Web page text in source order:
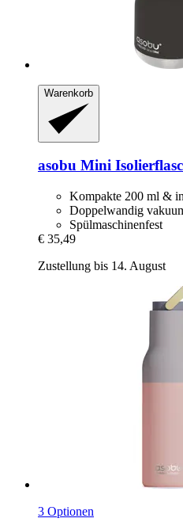
Warenkorb
asobu Mini
Kompakte 200 ml &
Doppelwandig
Spülmaschinenfest
€ 35,49
Zustellung bis 14. August
3 Optionen